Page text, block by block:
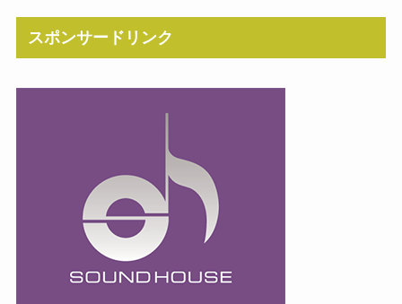
スポンサードリンク